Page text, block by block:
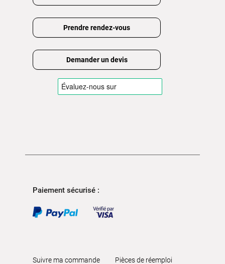
Prendre rendez-vous
Demander un devis
Paiement sécurisé :
Suivre ma commande
Pièces de réemploi